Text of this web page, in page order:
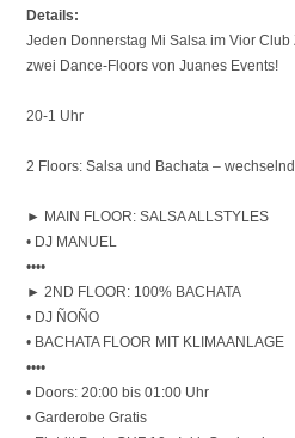
Details:
Jeden Donnerstag Mi Salsa im Vior
zwei Dance-Floors von Juanes Events!
20-1 Uhr
2 Floors: Salsa und Bachata –
► MAIN FLOOR: SALSA ALLSTYLES
• DJ MANUEL
••••
► 2ND FLOOR: 100% BACHATA
• DJ ÑOÑO
• BACHATA FLOOR MIT KLIMAANLAGE
••••
• Doors: 20:00 bis 01:00 Uhr
• Garderobe Gratis